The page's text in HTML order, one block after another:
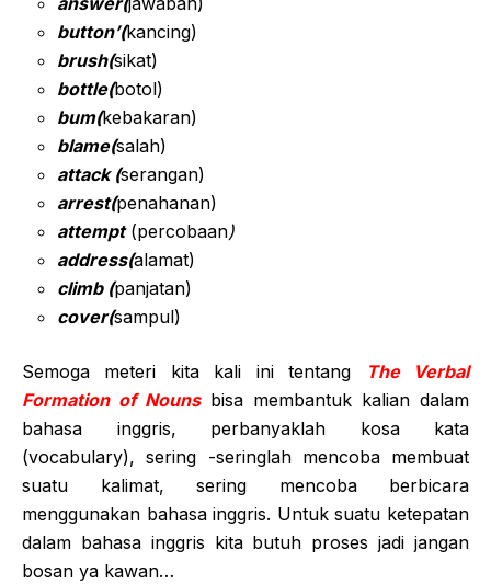
button’(kancing)
brush(sikat)
bottle(botol)
bum(kebakaran)
blame(salah)
attack (serangan)
arrest(penahanan)
attempt(percobaan)
address(alamat)
climb (panjatan)
cover(sampul)
Semoga meteri kita kali ini tentang
The Verbal
Formation of Nounsbisa membantuk kalian dalam
bahasa inggris, perbanyaklah kosa kata
(vocabulary), sering -seringlah mencoba membuat
suatu kalimat, sering mencoba berbicara
menggunakan bahasa inggris. Untuk suatu ketepatan
dalam bahasa inggris kita butuh proses jadi jangan
bosan ya kawan…